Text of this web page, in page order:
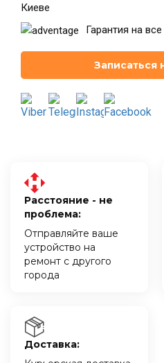
г. Киев, ул. Крещатик 44-А
Оболонь
полка «Азов», 12
Дарница
г. Киев, Комфорт Таун, ул.
Березнева, 16, корпус 3
Киеве
Гарантия на
Записаться
Расстояние - не
проблема:
Отправляйте ваше
устройство на
ремонт с другого
города
Доставка: